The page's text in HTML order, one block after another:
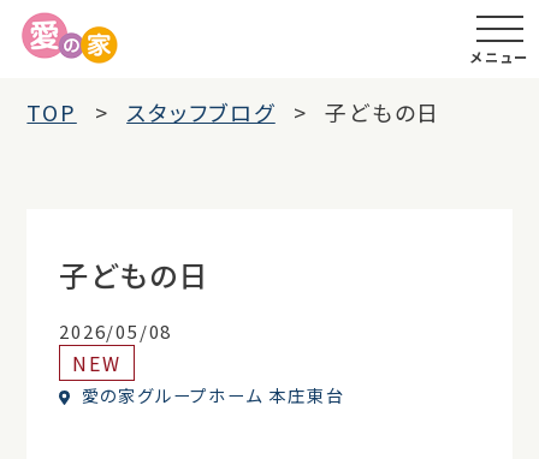
メニュー
TOP スタッフブログ 子どもの日
子どもの日
2026/05/08
NEW
愛の家グループホーム 本庄東台